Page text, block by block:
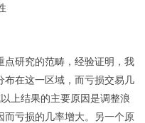
点研究的范畴，经验证明，我
布在这一区域，而亏损交易几
上结果的主要原因是调整浪
而亏损的几率增大。另一个原